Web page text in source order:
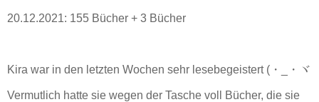
20.12.2021: 155 Bücher + 3 Bücher
Kira war in den letzten Wochen sehr lesebegeistert (・_・ヾ
Vermutlich hatte sie wegen der Tasche voll Bücher, die sie